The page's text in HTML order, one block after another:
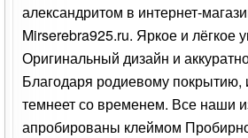
александритом в интернет-
Mirserebra925.ru. Яркое и лёгкое
Оригинальный дизайн и
Благодаря родиевому покрытию,
темнеет со временем. Все наши
апробированы клеймом